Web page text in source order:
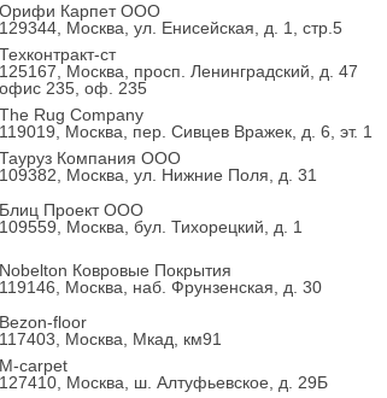
Орифи Карпет ООО
129344, Москва, ул. Енисейская, д. 1, стр.5
Техконтракт-ст
125167, Москва, просп. Ленинградский, д. 47
офис 235, оф. 235
The Rug Company
119019, Москва, пер. Сивцев Вражек, д. 6, эт. 1
Тауруз Компания ООО
109382, Москва, ул. Нижние Поля, д. 31
Блиц Проект ООО
109559, Москва, бул. Тихорецкий, д. 1
Nobelton Ковровые Покрытия
119146, Москва, наб. Фрунзенская, д. 30
Bezon-floor
117403, Москва, Мкад, км91
M-carpet
127410, Москва, ш. Алтуфьевское, д. 29Б